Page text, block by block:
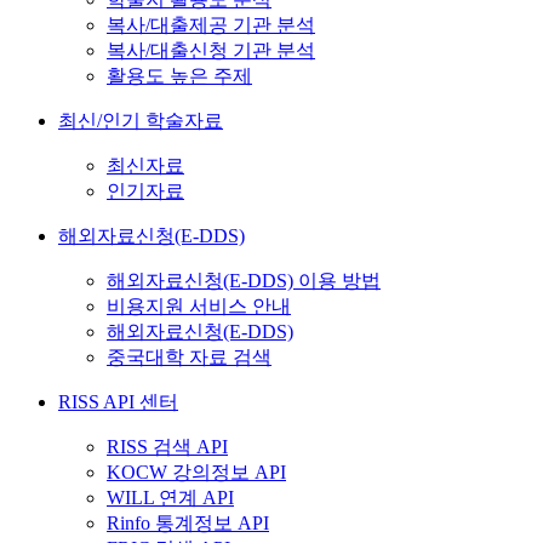
복사/대출제공 기관 분석
복사/대출신청 기관 분석
활용도 높은 주제
최신/인기 학술자료
최신자료
인기자료
해외자료신청(E-DDS)
해외자료신청(E-DDS) 이용 방법
비용지원 서비스 안내
해외자료신청(E-DDS)
중국대학 자료 검색
RISS API 센터
RISS 검색 API
KOCW 강의정보 API
WILL 연계 API
Rinfo 통계정보 API